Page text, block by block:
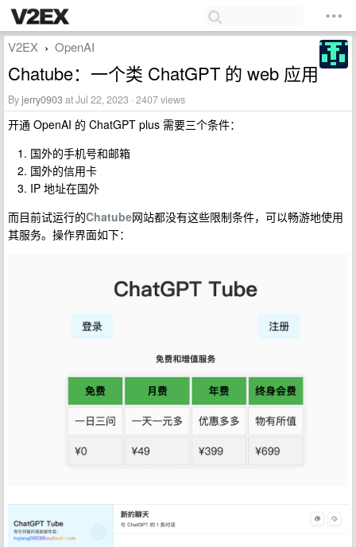
V2EX › OpenAI
Chatube：一个类 ChatGPT 的 web 应用
Byjerry0903at Jul 22, 2023 · 2407 views
开通 OpenAI 的 ChatGPT plus 需要三个条件：
国外的手机号和邮箱
国外的信用卡
IP 地址在国外
而目前试运行的Chatube网站都没有这些限制条件，可以畅游地使用
其服务。操作界面如下：